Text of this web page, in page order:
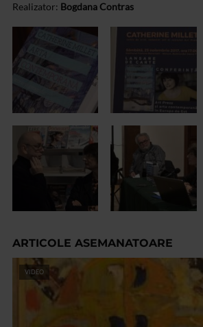
Realizator: Bogdana Contras
ARTICOLE ASEMANATOARE
VIDEO